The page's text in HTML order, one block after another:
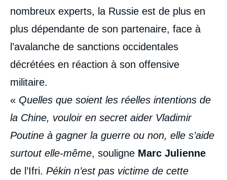
nombreux experts, la Russie est de plus en
plus dépendante de son partenaire, face à
l’avalanche de sanctions occidentales
décrétées en réaction à son offensive
militaire.
« Quelles que soient les réelles intentions de
la Chine, vouloir en secret aider Vladimir
Poutine à gagner la guerre ou non, elle s’aide
surtout elle-même, souligne Marc Julienne
de l’Ifri. Pékin n’est pas victime de cette